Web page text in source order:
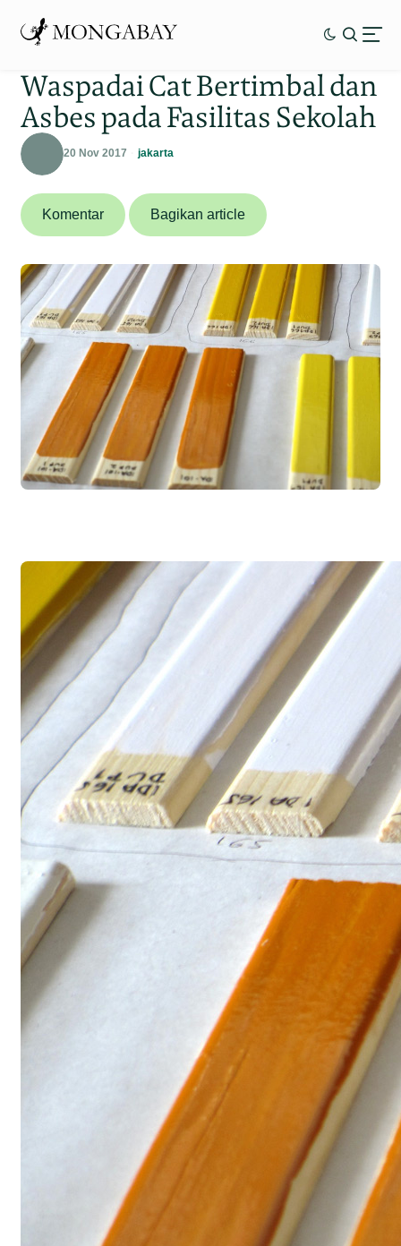
Waspadai Cat Bertimbal dan
Asbes pada Fasilitas Sekolah
20 Nov 2017 jakarta
Komentar Bagikan article